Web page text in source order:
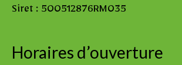
Siret : 500512876RM035
Horaires d’ouverture